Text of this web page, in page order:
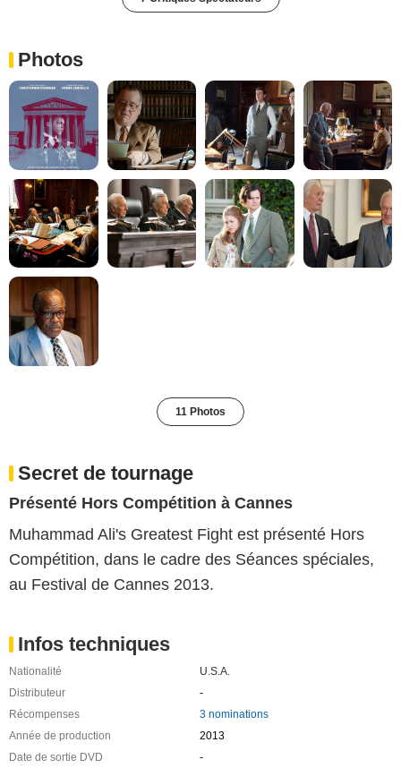
Photos
11 Photos
Secret de tournage
Présenté Hors Compétition à Cannes
Muhammad Ali's Greatest Fight est présenté Hors
Compétition, dans le cadre des Séances spéciales,
au Festival de Cannes 2013.
Infos techniques
Nationalité
U.S.A.
Distributeur
-
Récompenses
3 nominations
Année de production
2013
Date de sortie DVD
-